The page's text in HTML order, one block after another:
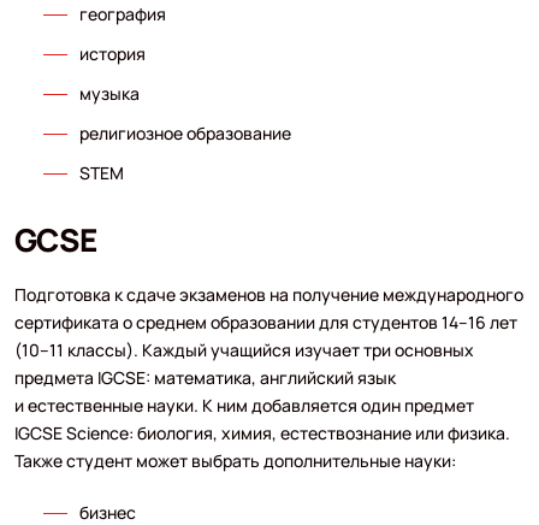
география
история
музыка
религиозное образование
STEM
GCSE
Подготовка к сдаче экзаменов на получение международного
сертификата о среднем образовании для студентов 14–16 лет
(10–11 классы). Каждый учащийся изучает три основных
предмета IGCSE: математика, английский язык
и естественные науки. К ним добавляется один предмет
IGCSE Science: биология, химия, естествознание или физика.
Также студент может выбрать дополнительные науки:
бизнес